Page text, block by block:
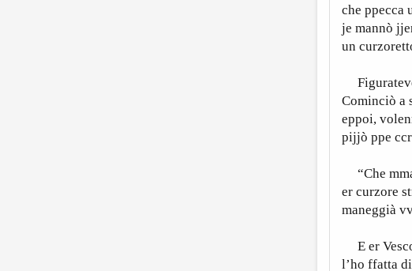
che ppecca
je mannò
un
Cominciò a
eppoi,
pijjò ppe
“Che
er curzore
maneggià
E er
l’ho ffatta